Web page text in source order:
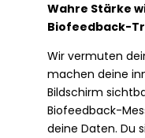
Wahre Stärke
Biofeedback-
Wir vermuten
machen deine
Bildschirm
Biofeedback-
deine Daten. Du